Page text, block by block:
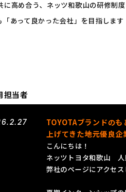
に高め合う、ネッツ和歌山の研修制
あって良かった会社」を目指します
担当者
TOYOTAブランドの
上げてきた地元優良企
こんにちは！
ネッツトヨタ和歌山 人
弊社のページにアクセ